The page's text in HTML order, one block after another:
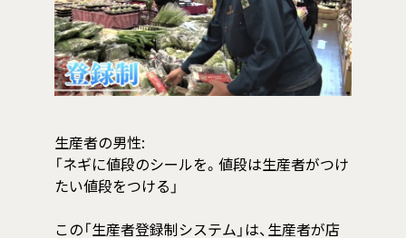
生産者の男性:
「ネギに値段のシールを。値段は生産者がつけ
たい値段をつける」
この「生産者登録制システム」は、生産者が店